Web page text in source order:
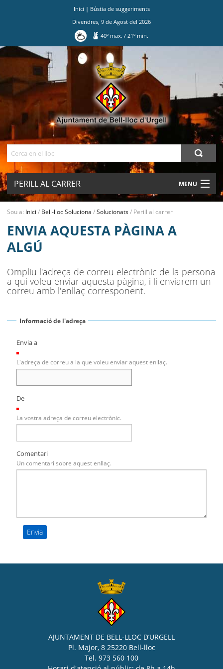
Inici | Bústia de suggeriments
Divendres 9 de Agost del 2026
40º max./ 21º min.
PERILL AL CARRER MENU
MUNICIPI
SEU ELECTRÒNICA
BELL-LLOC SOLUCIONA
Sou a: Inici / Bell-lloc Soluciona /Solucionats/ Perill al carrer
ENVIA AQUESTA PÀGINA A
ALGÚ
Ompliu l'adreça de correu electrònic de la persona
a qui voleu enviar aquesta pàgina, i li enviarem un
correu amb l'enllaç corresponent.
Informació de l'adreça
Envia a
L'adreça de correu a la que voleu enviar aquest enllaç.
De
La vostra adreça de correu electrònic.
Comentari
Un comentari sobre aquest enllaç.
AJUNTAMENT DE BELL-LLOC D’URGELL
Pl. Major, 8 25220 Bell-lloc
Tel. 973 560 100